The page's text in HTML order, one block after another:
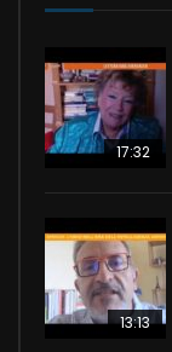
17:32
13:13